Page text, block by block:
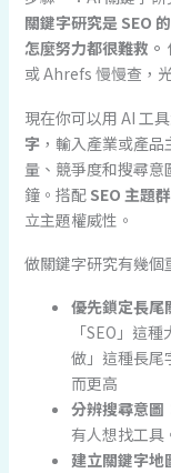
關鍵字研究是 SEO
怎麼努力都很難救。
或 Ahrefs 慢慢查，
現在你可以用 AI 工
字，輸入產業或產品
量、競爭度和搜尋
鐘。搭配 SEO 主題
立主題權威性。
做關鍵字研究有幾個
優先鎖定長尾
「SEO」這
做」這種長尾
而更高
分辨搜尋意圖
有人想找工具
建立關鍵字地